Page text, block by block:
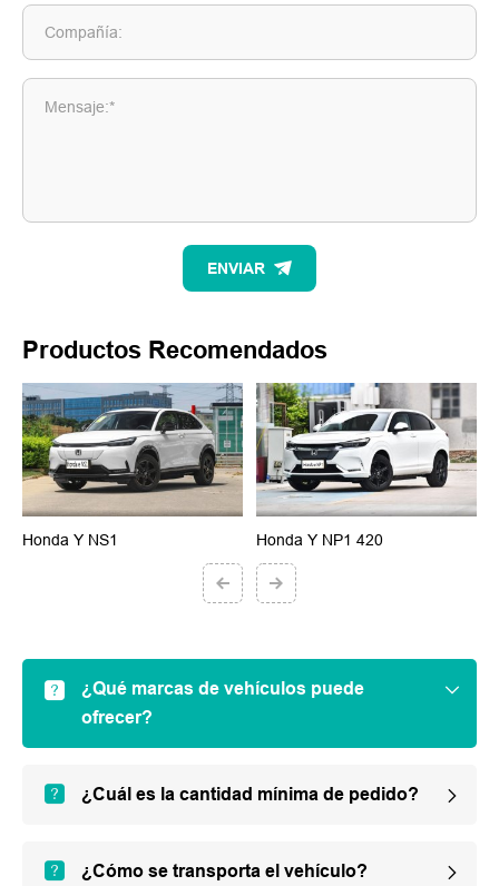
Compañía:
Mensaje:*
ENVIAR
Productos Recomendados
Honda Y NS1 Honda Y NP1 420
¿Qué marcas de vehículos puede
ofrecer?
¿Cuál es la cantidad mínima de pedido?
¿Cómo se transporta el vehículo?